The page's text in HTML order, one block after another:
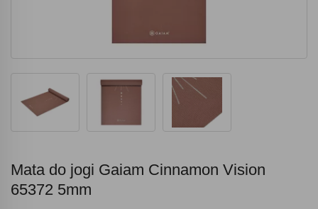
Mata do jogi Gaiam Cinnamon Vision
65372 5mm